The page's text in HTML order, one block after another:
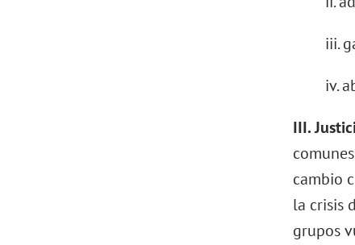
iii.
iv.
III.
cambio
la crisis
grupos